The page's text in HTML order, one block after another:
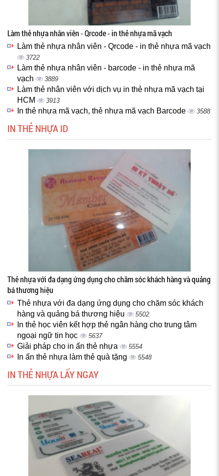
Làm thẻ nhựa nhân viên - Qrcode - in thẻ nhựa mã vạch
Làm thẻ nhựa nhân viên - Qrcode - in thẻ nhựa mã vạch
3722
Làm thẻ nhựa nhân viên - barcode - in thẻ nhựa mã
vạch
3889
Làm thẻ nhân viên với dịch vụ in thẻ nhựa mã vạch tại
HCM
3913
In thẻ nhựa mã vạch, thẻ nhựa mã vạch Barcode 3588
IN THẺ NHỰA ID
Thẻ nhựa với đa dạng ứng dụng cho chăm sóc khách hàng và quảng
bá thương hiệu
Thẻ nhựa với đa dạng ứng dụng cho chăm sóc khách
hàng và quảng bá thương hiệu
5502
In thẻ học viên kết hợp thẻ ngân hàng cho trung tâm
ngoại ngữ tin học
5637
Giải pháp cho in ấn thẻ nhựa 5554
In ấn thẻ nhựa làm thẻ quà tặng 5548
IN THẺ NHỰA LẤY NGAY